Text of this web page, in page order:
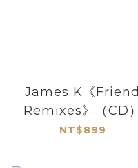
James K《Friend
Remixes》（CD）
NT$899